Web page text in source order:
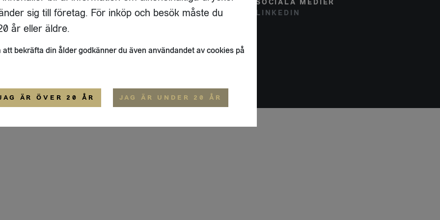
17 A
STOCKHOLM
FLAIVY
OM OSS
SOCIALA MEDIER
LINKEDIN
ALLMÄNNA VILLKOR
sig till företag. För inköp och besök måste du
år eller äldre.
att bekräfta din ålder godkänner du även användandet av cookies på
ÄR ÖVER 20 ÅR JAG ÄR UNDER 20 ÅR